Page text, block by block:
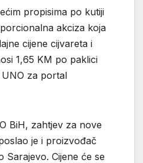
propisima po kutiji
akciza koja
cijene cijvareta i
1,65 KM po paklici
UNO za portal
BiH, zahtjev za nove
je i proizvođač
Sarajevo. Cijene će se